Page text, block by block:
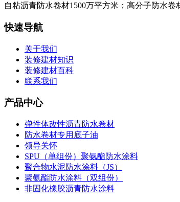
自粘沥青防水卷材1500万平方米；高分子防水卷
快速导航
关于我们
装修建材知识
装修建材百科
联系我们
产品中心
弹性体改性沥青防水卷材
防水卷材专用底子油
领导关怀
SPU（单组份）聚氨酯防水涂料
聚合物水泥防水涂料（JS）
聚氨酯防水涂料（双组份）
非固化橡胶沥青防水涂料